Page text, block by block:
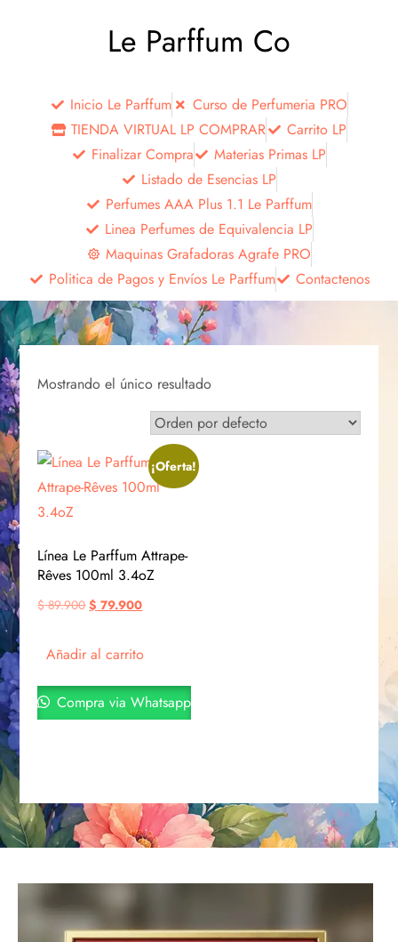
Le Parffum Co
Inicio Le Parffum
Curso de Perfumeria PRO
TIENDA VIRTUAL LP COMPRAR
Carrito LP
Finalizar Compra
Materias Primas LP
Listado de Esencias LP
Perfumes AAA Plus 1.1 Le Parffum
Linea Perfumes de Equivalencia LP
Maquinas Grafadoras Agrafe PRO
Politica de Pagos y Envíos Le Parffum
Contactenos
Mostrando el único resultado
¡Oferta!
Línea Le Parffum Attrape-
Rêves 100ml 3.4oZ
$89.900 $ 79.900
Añadir al carrito
Compra via Whatsapp